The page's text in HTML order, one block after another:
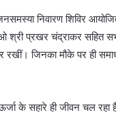
निवारण शिविर
प्रखर चंद्राकर सहित
जिनका मौके पर ही
के सहारे ही जीवन चल रहा